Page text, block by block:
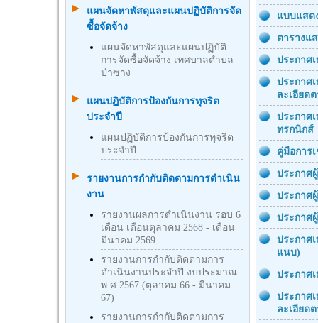
แผนจัดหาพัสดุและแผนปฏิบัติการจัด
ซื้อจัดจ้าง
แผนจัดหาพัสดุและแผนปฏิบัติ
การจัดซื้อจัดจ้าง เทศบาลตำบล
ป่าซาง
แผนปฏิบัติการป้องกันการทุจริต
ประจำปี
แผนปฏิบัติการป้องกันการทุจริต
ประจำปี
รายงานการกำกับติดตามการดำเนิน
งาน
รายงานผลการดำเนินงาน รอบ 6
เดือน เดือนตุลาคม 2568 - เดือน
มีนาคม 2569
รายงานการกำกับติดตามการ
ดำเนินงานประจำปี งบประมาณ
พ.ศ.2567 (ตุลาคม 66 - มีนาคม
67)
รายงานการกำกับติดตามการ
แบบแสด
ตารางแ
ประกาศ
ประกาศ
ละเอียด
ประกาศ
ทรกนิกส์
คู่มือการ
ประกาศ
ประกาศ
ประกาศ
ประกาศ
แนบ)
ประกาศ
ประกาศ
ละเอียด